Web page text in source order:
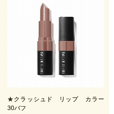
★クラッシュド リップ カラー
30バフ